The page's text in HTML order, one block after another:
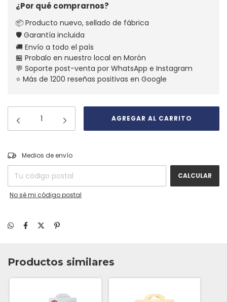
¿Por qué comprarnos?
📦 Producto nuevo, sellado de fábrica
🛡️ Garantía incluida
🚚 Envío a todo el país
🏪 Probalo en nuestro local en Morón
💬 Soporte post-venta por WhatsApp e Instagram
⭐ Más de 1200 reseñas positivas en Google
Entregas para el CP:
Medios de envío
CALCULAR
No sé mi código postal
Productos similares